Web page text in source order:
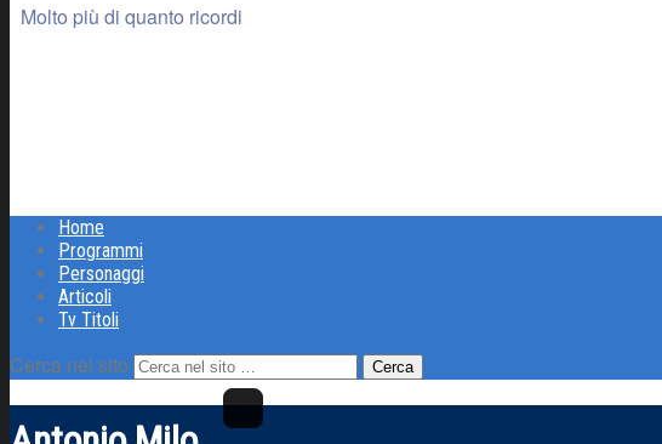
Molto più di quanto ricordi
Home
Programmi
Personaggi
Articoli
Tv Titoli
Cerca nel sito